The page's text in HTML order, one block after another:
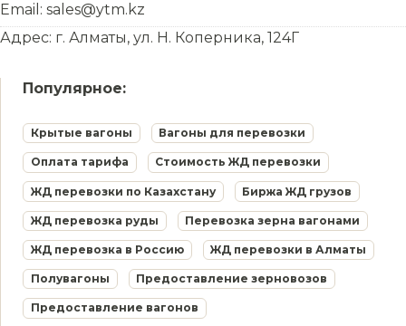
Email: sales@ytm.kz
Адрес: г. Алматы, ул. Н. Коперника, 124Г
Популярное:
Крытые вагоны Вагоны для перевозки
Оплата тарифа Стоимость ЖД перевозки
ЖД перевозки по Казахстану Биржа ЖД грузов
ЖД перевозка руды Перевозка зерна вагонами
ЖД перевозка в Россию ЖД перевозки в Алматы
Полувагоны Предоставление зерновозов
Предоставление вагонов